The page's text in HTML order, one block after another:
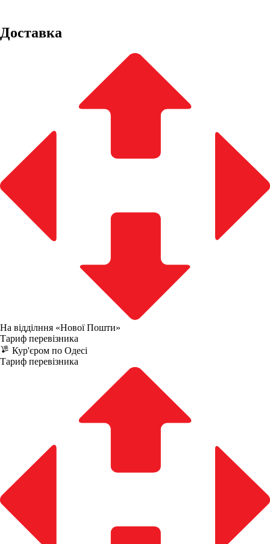
Доставка
На відділння «Нової Пошти»
Тариф перевізника
Кур'єром по Одесі
Тариф перевізника